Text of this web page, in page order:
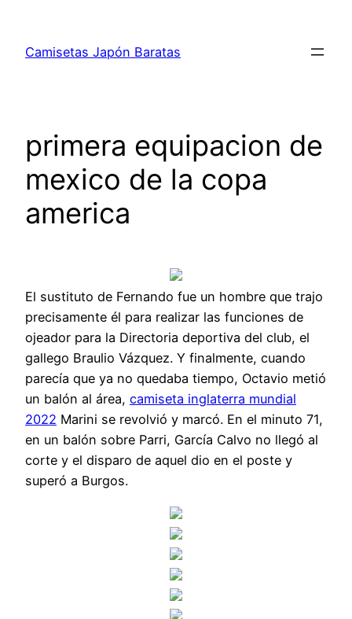
contenido
Camisetas Japón Baratas
primera equipacion de
mexico de la copa
america
El sustituto de Fernando fue un hombre que trajo
precisamente él para realizar las funciones de
ojeador para la Directoria deportiva del club, el
gallego Braulio Vázquez. Y finalmente, cuando
parecía que ya no quedaba tiempo, Octavio metió
un balón al área, camiseta inglaterra mundial
2022 Marini se revolvió y marcó. En el minuto 71,
en un balón sobre Parri, García Calvo no llegó al
corte y el disparo de aquel dio en el poste y
superó a Burgos.